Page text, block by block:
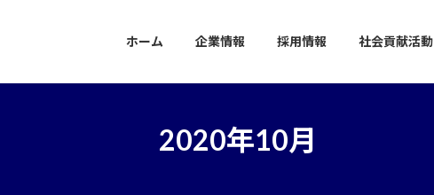
ホーム 企業情報 採用情報 社会貢献活動
2020年10月